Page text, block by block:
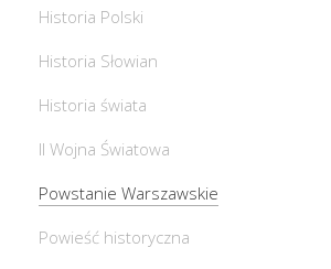
Historia Polski
Historia Słowian
Historia świata
II Wojna Światowa
Powstanie Warszawskie
Powieść historyczna